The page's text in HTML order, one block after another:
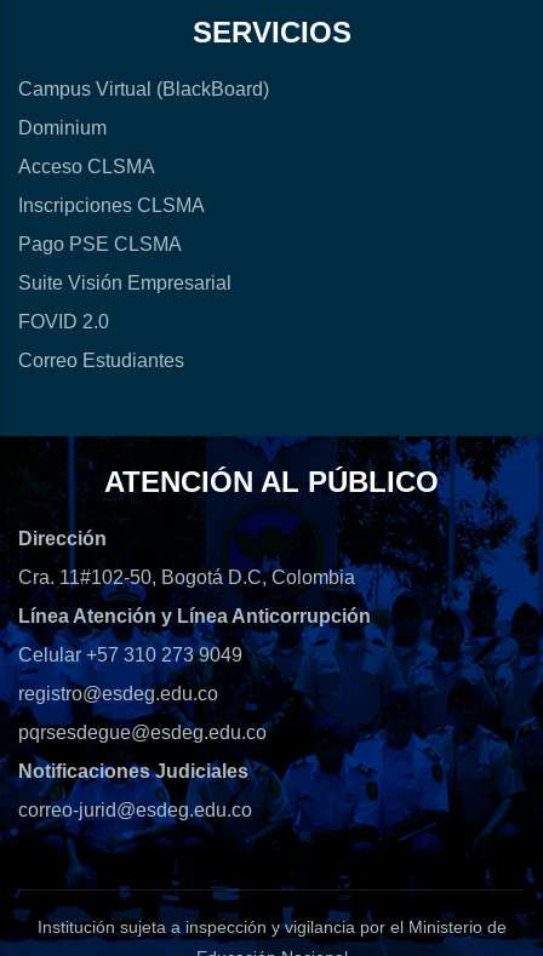
SERVICIOS
Campus Virtual (BlackBoard)
Dominium
Acceso CLSMA
Inscripciones CLSMA
Pago PSE CLSMA
Suite Visión Empresarial
FOVID 2.0
Correo Estudiantes
ATENCIÓN AL PÚBLICO
Dirección
Cra. 11#102-50, Bogotá D.C, Colombia
Línea Atención y Línea Anticorrupción
Celular +57 310 273 9049
registro@esdeg.edu.co
pqrsesdegue@esdeg.edu.co
Notificaciones Judiciales
correo-jurid@esdeg.edu.co
Institución sujeta a inspección y vigilancia por el Ministerio de